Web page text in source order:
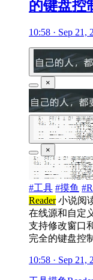
的键盘控
10:58 · Sep 21,
×
×
#工具 #摸鱼
Reader小说阅
在线源和自定
支持修改窗口
完全的键盘控
10:58 · Sep 21,